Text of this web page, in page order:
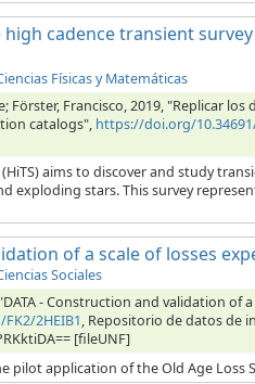
cadence transient
Físicas y Matemáticas
Förster, Francisco, 2019, "Replicar
catalogs", https://doi.org/10.34691/
(HiTS) aims to discover and study
exploding stars. This survey
of a scale of losses
Sociales
- Construction and validation of
2HEIB1, Repositorio de datos de
[fileUNF]
application of the Old Age Loss